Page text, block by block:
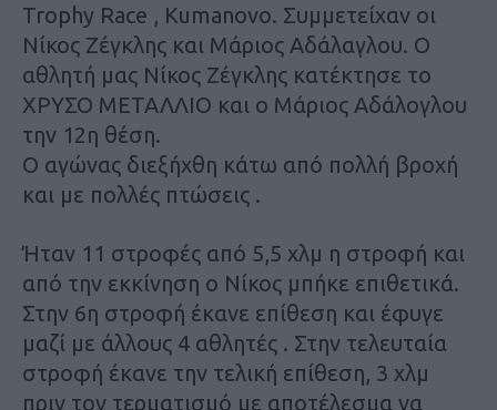
Trophy Race , Kumanovo. Συμμετείχαν οι
Νίκος Ζέγκλης και Μάριος Αδάλαγλου. Ο
αθλητή μας Νίκος Ζέγκλης κατέκτησε το
ΧΡΥΣΟ ΜΕΤΑΛΛΙΟ και o Μάριος Αδάλογλου
την 12η θέση.
Ο αγώνας διεξήχθη κάτω από πολλή βροχή
και με πολλές πτώσεις .
Ήταν 11 στροφές από 5,5 χλμ η στροφή και
από την εκκίνηση ο Νίκος μπήκε επιθετικά.
Στην 6η στροφή έκανε επίθεση και έφυγε
μαζί με άλλους 4 αθλητές . Στην τελευταία
στροφή έκανε την τελική επίθεση, 3 χλμ
πριν τον τερματισμό με αποτέλεσμα να